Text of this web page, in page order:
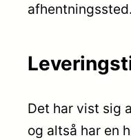
afhentningssted.
Det har vist sig
og altså har en